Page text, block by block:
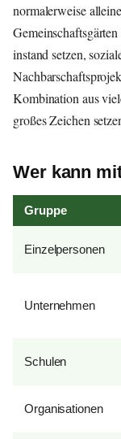
normalerweise
instand setzen,
Kombination aus
großes Zeichen
Wer kann
Gruppe
Einzelpersonen
Unternehmen
Schulen
Organisationen